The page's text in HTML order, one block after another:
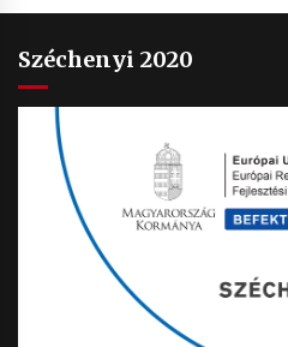
Széchenyi 2020